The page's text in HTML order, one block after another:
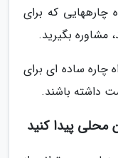
چارههایی که برای
مشاوره بگیرید.
چاره ساده ای برای
داشته باشند.